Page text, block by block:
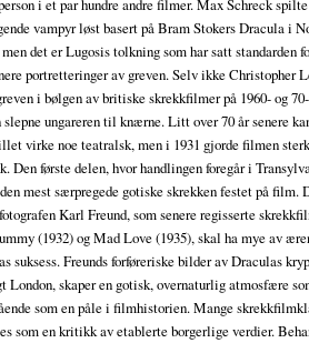
i et par hundre andre filmer. Max Schreck
vampyr løst basert på Bram Stokers Dracula i
det er Lugosis tolkning som har satt standarden
portretteringer av greven. Selv ikke Christopher
i bølgen av britiske skrekkfilmer på 1960- og
slepne ungareren til knærne. Litt over 70 år senere
virke noe teatralsk, men i 1931 gjorde filmen
Den første delen, hvor handlingen foregår i
mest særpregede gotiske skrekken festet på film.
Karl Freund, som senere regisserte
(1932) og Mad Love (1935), skal ha mye av
suksess. Freunds forføreriske bilder av Draculas
London, skaper en gotisk, overnaturlig atmosfære
som en påle i filmhistorien. Mange
som en kritikk av etablerte borgerlige verdier.